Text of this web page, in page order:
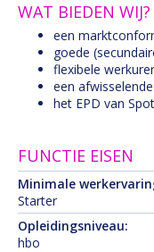
WAT BIEDEN WIJ?
een
goede
flexibele
een
het EPD van
FUNCTIE EISEN
Minimale
Starter
Opleidingsniveau:
hbo